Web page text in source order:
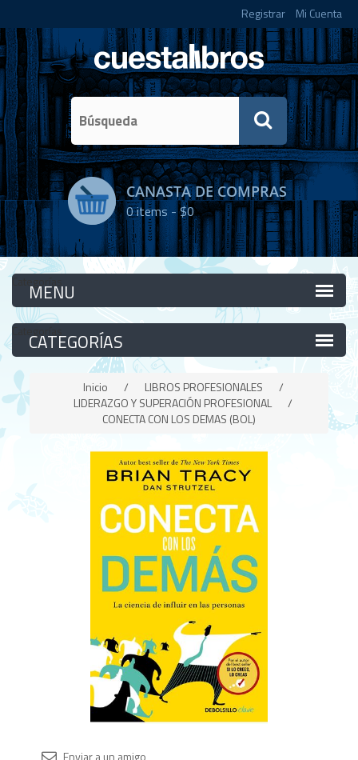
Registrar Mi Cuenta
CANASTA DE COMPRAS
0items -$0
Categorías
Categorías
Inicio / LIBROS PROFESIONALES
/
LIDERAZGO Y SUPERACIÓN PROFESIONAL
/
CONECTA CON LOS DEMAS (BOL)